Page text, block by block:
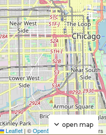
Leaflet | ©OpenStreetMap contributors
open map